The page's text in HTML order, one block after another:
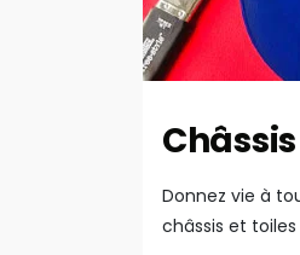
Donnez vie à
châssis et